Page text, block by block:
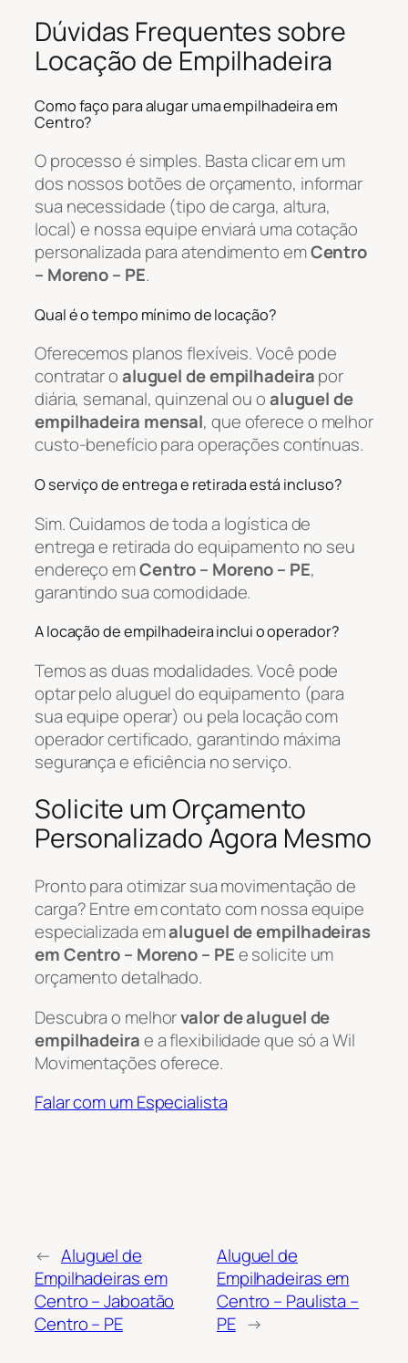
Dúvidas Frequentes sobre
Locação de Empilhadeira
Como faço para alugar uma empilhadeira em
Centro?
O processo é simples. Basta clicar em um
dos nossos botões de orçamento, informar
sua necessidade (tipo de carga, altura,
local) e nossa equipe enviará uma cotação
personalizada para atendimento emCentro
– Moreno – PE.
Qual é o tempo mínimo de locação?
Oferecemos planos flexíveis. Você pode
contratar oaluguel de empilhadeirapor
diária, semanal, quinzenal ou oaluguel de
empilhadeira mensal, que oferece o melhor
custo-benefício para operações contínuas.
O serviço de entrega e retirada está incluso?
Sim. Cuidamos de toda a logística de
entrega e retirada do equipamento no seu
endereço emCentro – Moreno – PE,
garantindo sua comodidade.
A locação de empilhadeira inclui o operador?
Temos as duas modalidades. Você pode
optar pelo aluguel do equipamento (para
sua equipe operar) ou pela locação com
operador certificado, garantindo máxima
segurança e eficiência no serviço.
Solicite um Orçamento
Personalizado Agora Mesmo
Pronto para otimizar sua movimentação de
carga? Entre em contato com nossa equipe
especializada emaluguel de empilhadeiras
em Centro – Moreno – PEe solicite um
orçamento detalhado.
Descubra o melhorvalor de aluguel de
empilhadeirae a flexibilidade que só a Wil
Movimentações oferece.
Falar com um Especialista
← Aluguel de
Empilhadeiras em
Centro – Jaboatão
Centro – PE
Aluguel de
Empilhadeiras em
Centro – Paulista –
PE →